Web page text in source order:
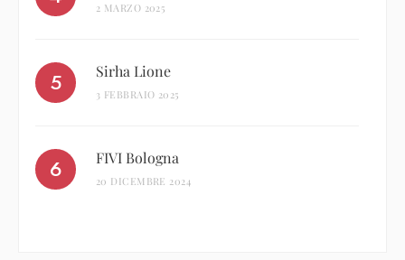
2 MARZO 2025
Sirha Lione
3 FEBBRAIO 2025
FIVI Bologna
20 DICEMBRE 2024